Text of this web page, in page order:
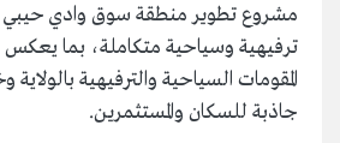
مشروع تطوير منطقة سوق وادي حيبي
ترفيهية وسياحية متكاملة، بما يعكس
المقومات السياحية والترفيهية
جاذبة للسكان والمستثمرين.